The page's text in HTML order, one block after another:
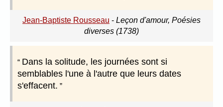
Jean-Baptiste Rousseau - Leçon d'amour, Poésies
diverses (1738)
Dans la solitude, les journées sont si
semblables l'une à l'autre que leurs dates
s'effacent.